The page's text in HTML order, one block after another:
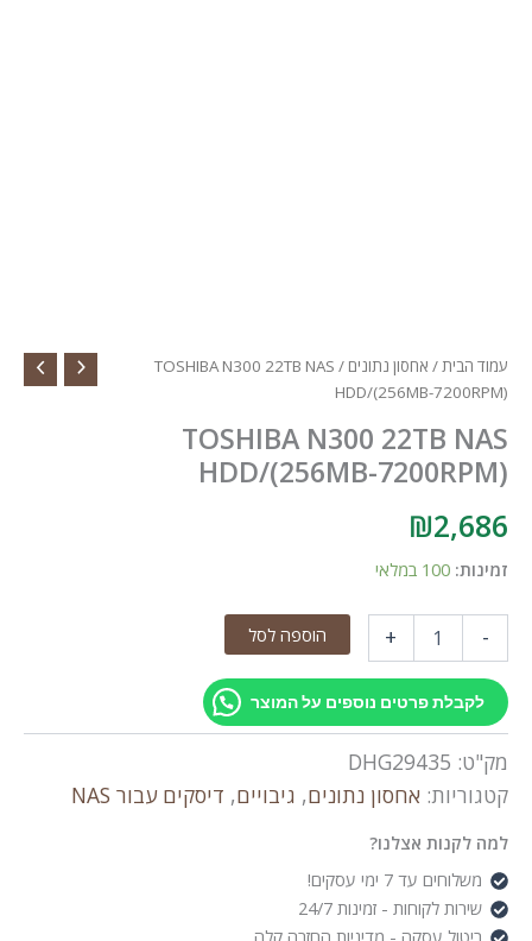
עמוד הבית/ אחסון נתונים
/ TOSHIBA N300 22TB NAS
HDD/(256MB-7200RPM)
TOSHIBA N300 22TB NAS
HDD/(256MB-7200RPM)
₪2,686
זמינות: 100 במלאי
-
N300
22TB
HDD/(256MB-
7200RPM)
+ הוספה לסל
לקבלת פרטים נוספים על המוצר
מק"ט: DHG29435
קטגוריות: אחסון נתונים, גיבויים, דיסקים עבור NAS
למה לקנות אצלנו?
משלוחים עד 7 ימי עסקים!
שירות לקוחות - זמינות 24/7